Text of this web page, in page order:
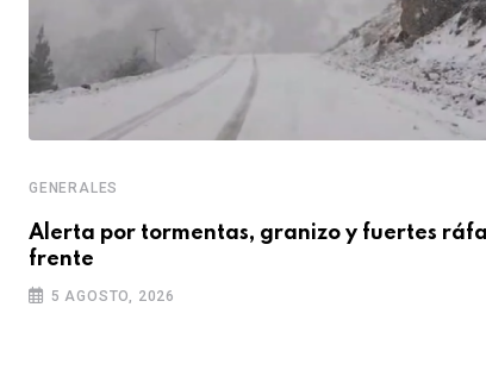
GENERALES
Alerta por tormentas, granizo y fuertes
frente
5 AGOSTO, 2026